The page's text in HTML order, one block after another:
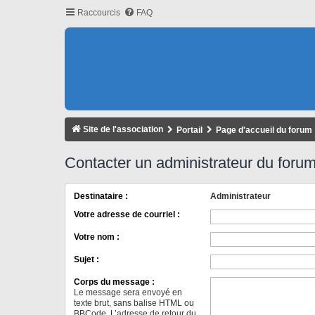
Raccourcis FAQ
Site de l'association Portail Page d'accueil du forum
Contacter un administrateur du
Destinataire :
Administrateur
Votre adresse de courriel :
Votre nom :
Sujet :
Corps du message :
Le message sera envoyé en
texte brut, sans balise HTML ou